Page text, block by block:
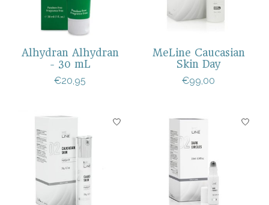
Alhydran Alhydran
- 30 mL
€20,95
MeLine Caucasian
Skin Day
€99,00